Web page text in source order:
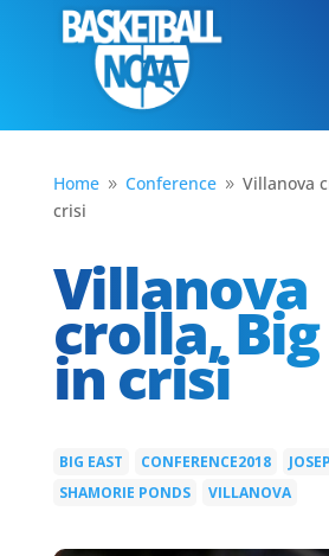
Home 9 Conference 9 Villanova
crisi
Villanova
crolla, Big
in crisi
BIG EAST CONFERENCE2018
SHAMORIE PONDS VILLANOVA